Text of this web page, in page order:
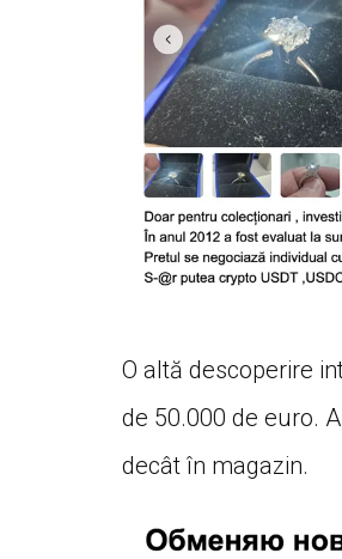
O altă descoperire
de 50.000 de euro.
decât în magazin.